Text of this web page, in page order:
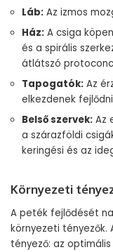
Láb: Az izmos
Ház: A csiga
és a spirális
átlátszó
Tapogatók: Az
elkezdenek
Belső szervek: Az
a szárazföldi
keringési és az
Környezeti
A peték fejlődését
környezeti tényezők.
tényező: az